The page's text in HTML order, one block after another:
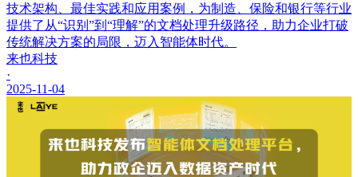
技术架构、最佳实践和应用案例，为制造、保险和银行等行业
提供了从“识别”到“理解”的文档处理升级路径，助力企业打破
传统解决方案的局限，迈入智能体时代。
来也科技
·
2025-11-04